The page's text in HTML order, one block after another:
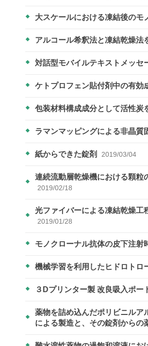
大スケールにおける凍結後の
アルコール希釈法と凍結乾燥
対話型モバイルテキストメッ
ケトプロフェン貼付剤中の有
包装材料構成成分として活性
ラマンマッピングによる非晶
紙からできた錠剤 2019/03/04
連続流動層乾燥機における顆粒
2019/02/18
光ファイバーによる凍結乾燥工
2019/01/28
モノクローナル抗体の皮下注
機械学習を利用したヒドロト
３Dプリンター製 改良吸入ポ
薬物を詰め込んだポリビニルア
による製造と、その錠剤からの